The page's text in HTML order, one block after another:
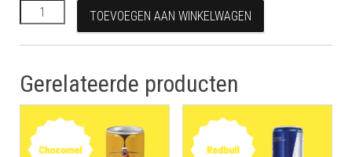
AA high energy drink aantal
TOEVOEGEN AAN WINKELWAGEN
Gerelateerde producten